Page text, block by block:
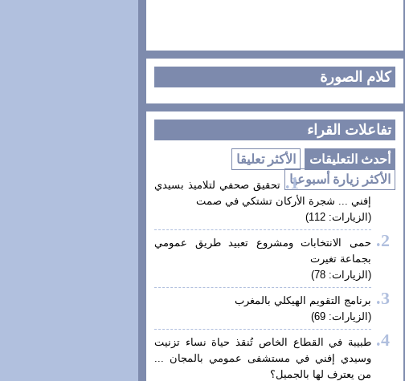
كلام الصورة
تفاعلات القراء
أحدث التعليقات
الأكثر تعليقا
الأكثر زيارة أسبوعيا
تحقيق صحفي لتلاميذ بسيدي
إفني ... شجرة الأركان تشتكي في صمت
(الزيارات: 112)
حمى الانتخابات ومشروع تعبيد طريق عمومي
بجماعة تغيرت
(الزيارات: 78)
برنامج التقويم الهيكلي بالمغرب
(الزيارات: 69)
طبيبة في القطاع الخاص تُنقذ حياة نساء تزنيت
وسيدي إفني في مستشفى عمومي بالمجان ...
من يعترف لها بالجميل؟